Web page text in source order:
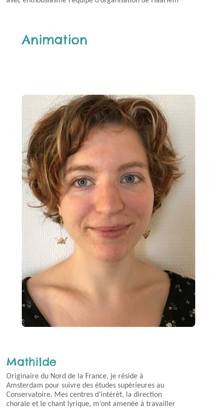
Animation
Mathilde
Originaire du Nord de la France, je réside à
Amsterdam pour suivre des études supérieures au
Conservatoire. Mes centres d’intérêt, la direction
chorale et le chant lyrique, m’ont amenée à travailler